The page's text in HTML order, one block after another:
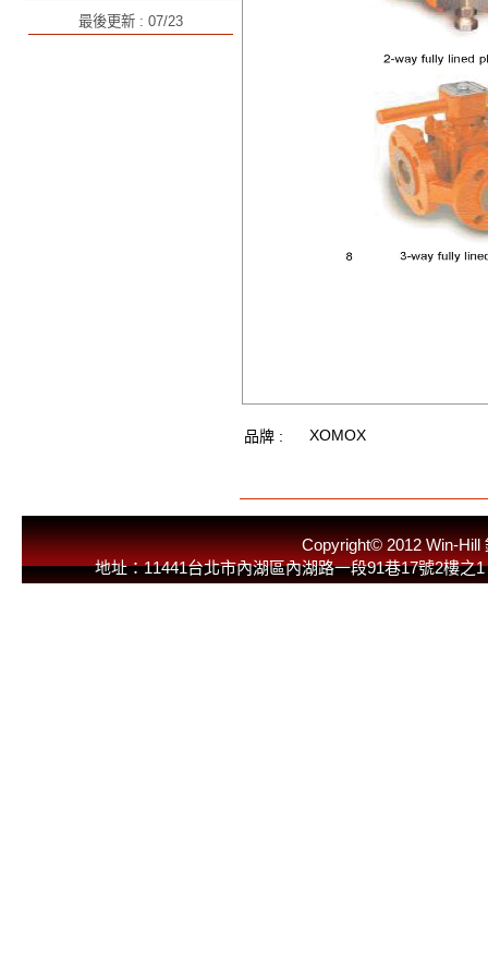
最後更新 : 07/23
品牌 : XOMOX
Copyright© 2012 Win-
地址：11441台北市內湖區內湖路一段91巷17號2樓